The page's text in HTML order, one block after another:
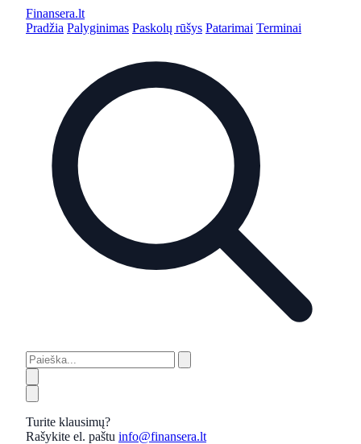
Finansera.lt
Pradžia Palyginimas Paskolų rūšys Patarimai Terminai
Turite klausimų?
Rašykite el. paštu info@finansera.lt